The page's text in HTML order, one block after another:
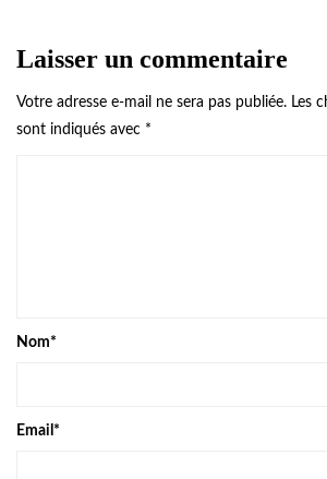
Laisser un commentaire
Votre adresse e-mail ne sera pas publiée. Les
sont indiqués avec *
Nom*
Email *